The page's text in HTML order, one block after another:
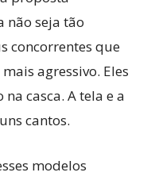
não seja tão
concorrentes que
agressivo. Eles
casca. A tela e a
cantos.
modelos